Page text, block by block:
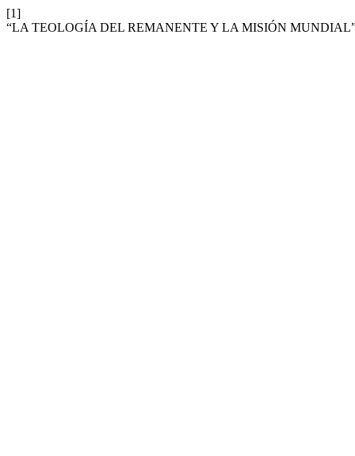
[1]
“LA TEOLOGÍA DEL REMANENTE Y LA MISIÓN